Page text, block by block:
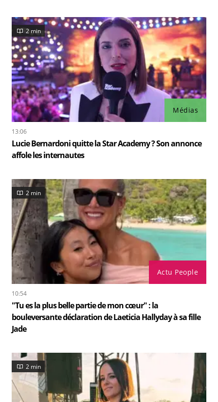
Médias
2 min
13:06
Lucie Bernardoni quitte la Star Academy ? Son annonce
affole les internautes
Actu People
2 min
10:54
"Tu es la plus belle partie de mon cœur" : la
bouleversante déclaration de Laeticia Hallyday à sa fille
Jade
2 min